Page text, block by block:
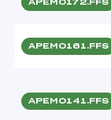
APEM0172.FFS
APEM0161.FFS
APEM0141.FFS